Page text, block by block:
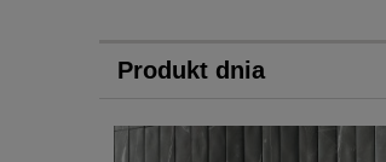
Produkt dnia